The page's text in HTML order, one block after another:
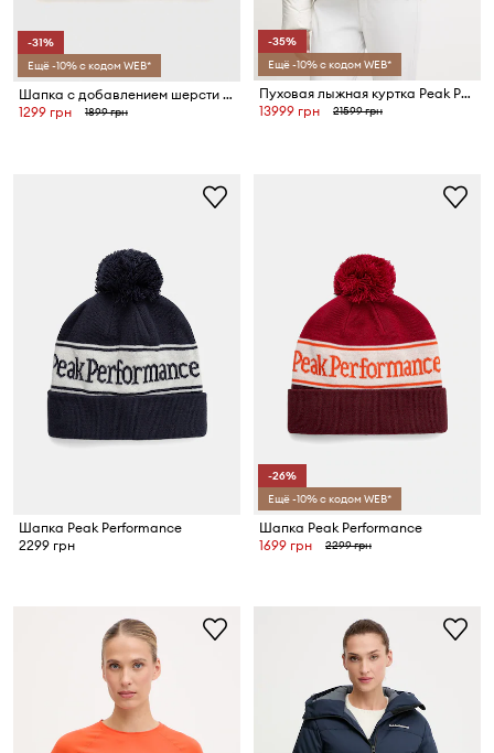
-31%
Ещё -10% с кодом WEB*
Шапка с добавлением шерсти Peak Performance Switch
1299 грн
1899 грн
-35%
Ещё -10% с кодом WEB*
Пуховая лыжная куртка Peak Performance Glissade
13999 грн
21599 грн
Шапка Peak Performance
2299 грн
-26%
Ещё -10% с кодом WEB*
Шапка Peak Performance
1699 грн
2299 грн